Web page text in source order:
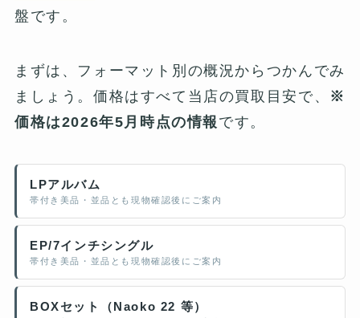
盤です。
まずは、フォーマット別の概況からつかんでみ
ましょう。価格はすべて当店の買取目安で、 ※
価格は2026年5月時点の情報 です。
LPアルバム
帯付き美品・並品とも現物確認後にご案内
EP/7インチシングル
帯付き美品・並品とも現物確認後にご案内
BOXセット（Naoko 22 等）